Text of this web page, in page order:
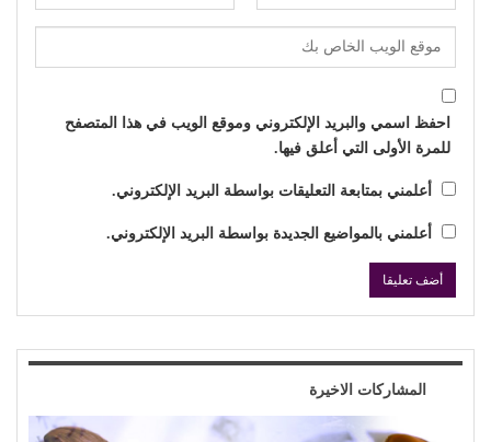
احفظ اسمي والبريد الإلكتروني وموقع الويب في هذا المتصفح
للمرة الأولى التي أعلق فيها.
أعلمني بمتابعة التعليقات بواسطة البريد الإلكتروني.
أعلمني بالمواضيع الجديدة بواسطة البريد الإلكتروني.
المشاركات الاخيرة